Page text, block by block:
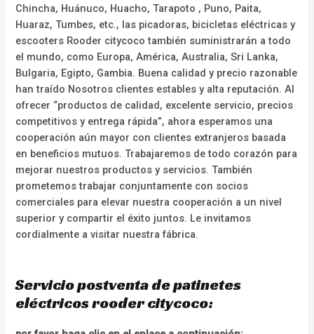
Chincha, Huánuco, Huacho, Tarapoto , Puno, Paita,
Huaraz, Tumbes, etc., las picadoras, bicicletas eléctricas y
escooters Rooder citycoco también suministrarán a todo
el mundo, como Europa, América, Australia, Sri Lanka,
Bulgaria, Egipto, Gambia. Buena calidad y precio razonable
han traído Nosotros clientes estables y alta reputación. Al
ofrecer “productos de calidad, excelente servicio, precios
competitivos y entrega rápida”, ahora esperamos una
cooperación aún mayor con clientes extranjeros basada
en beneficios mutuos. Trabajaremos de todo corazón para
mejorar nuestros productos y servicios. También
prometemos trabajar conjuntamente con socios
comerciales para elevar nuestra cooperación a un nivel
superior y compartir el éxito juntos. Le invitamos
cordialmente a visitar nuestra fábrica.
Servicio postventa de patinetes
eléctricos rooder citycoco: